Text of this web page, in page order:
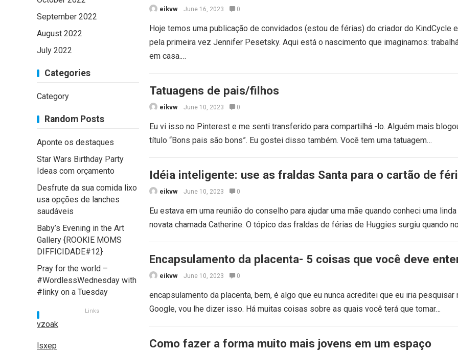
eikvw June 16, 2023 0
Hoje temos uma publicação de convidados (estou de férias) do criador do KindCycle
pela primeira vez Jennifer Pesetsky. Aqui está o nascimento que imaginamos:
em casa.…
Tatuagens de pais/filhos
eikvw June 10, 2023 0
Eu vi isso no Pinterest e me senti transferido para compartilhá -lo. Alguém mais
título “Bons pais são bons”. Eu gostei disso também. Você tem uma tatuagem…
Idéia inteligente: use as fraldas Santa para o cartão de
eikvw June 10, 2023 0
Eu estava em uma reunião do conselho para ajudar uma mãe quando conheci uma linda
novata chamada Catherine. O tópico das fraldas de férias de Huggies surgiu quando
Encapsulamento da placenta- 5 coisas que você deve
eikvw June 10, 2023 0
encapsulamento da placenta, bem, é algo que eu nunca acreditei que eu iria pesquisar
Google, vou lhe dizer isso. Há muitas coisas sobre as quais você terá que tomar…
Como fazer a forma muito mais jovens em um espaço
September 2022
August 2022
July 2022
Categories
Category
Random Posts
Aponte os destaques
Star Wars Birthday Party
Ideas com orçamento
Desfrute da sua comida lixo
usa opções de lanches
saudáveis ​​
Baby’s Evening in the Art
Gallery {ROOKIE MOMS
DIFFICIDADE#12}
Pray for the world –
#WordlessWednesday with
#linky on a Tuesday
Links
vzoak
lsxep